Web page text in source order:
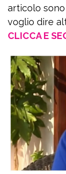
articolo
voglio dire
CLICCA E